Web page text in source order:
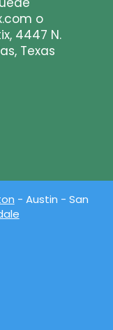
o
4447 N.
Texas
- Austin - San